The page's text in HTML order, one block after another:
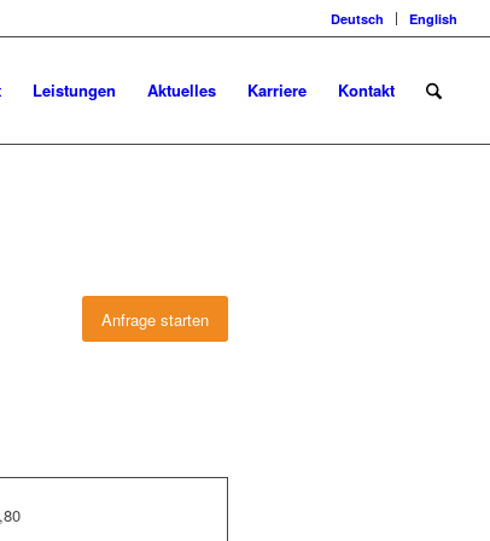
Deutsch English
Leistungen Aktuelles Karriere Kontakt
Anfrage starten